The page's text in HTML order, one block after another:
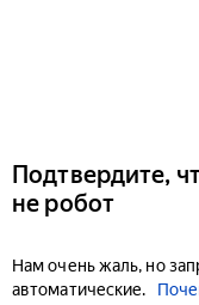
Подтвердите,
не робот
Нам очень жаль, но
автоматические.